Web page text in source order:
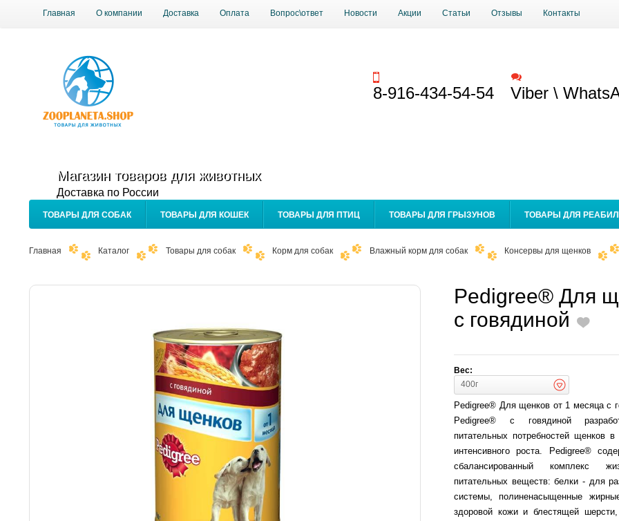
Главная О компании Доставка Оплата Вопрос\ответ Новости Акции Статьи Отзывы Контакты
Магазин товаров для животных
Доставка по России
8-916-434-54-54 Viber \
ТОВАРЫ ДЛЯ СОБАК ТОВАРЫ ДЛЯ КОШЕК ТОВАРЫ ДЛЯ ПТИЦ ТОВАРЫ ДЛЯ ГРЫЗУНОВ ТОВАРЫ ДЛЯ
Главная Каталог Товары для собак Корм для собак Влажный корм для собак Консервы для щенков
Pedigree® Для
с говядиной
Вес:
400г
Pedigree® Для щенков от 1 месяца с
Pedigree® с говядиной
питательных потребностей щенков
интенсивного роста. Pedigree®
сбалансированный комплекс
питательных веществ: белки - для
системы, полиненасыщенные
здоровой кожи и блестящей